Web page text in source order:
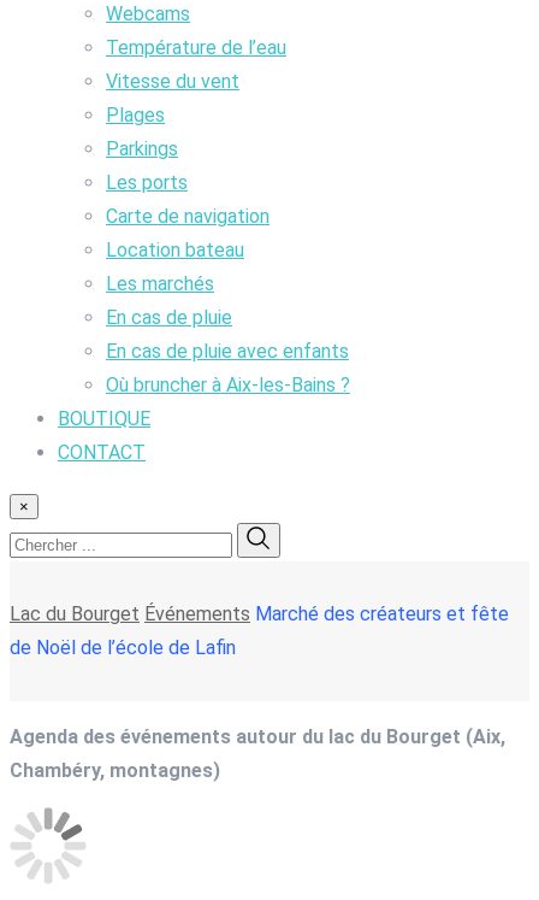
Webcams
Température de l’eau
Vitesse du vent
Plages
Parkings
Les ports
Carte de navigation
Location bateau
Les marchés
En cas de pluie
En cas de pluie avec enfants
Où bruncher à Aix-les-Bains ?
BOUTIQUE
CONTACT
×
Lac du Bourget Événements Marché des créateurs et fête
de Noël de l’école de Lafin
Agenda des événements autour du lac du Bourget (Aix,
Chambéry, montagnes)